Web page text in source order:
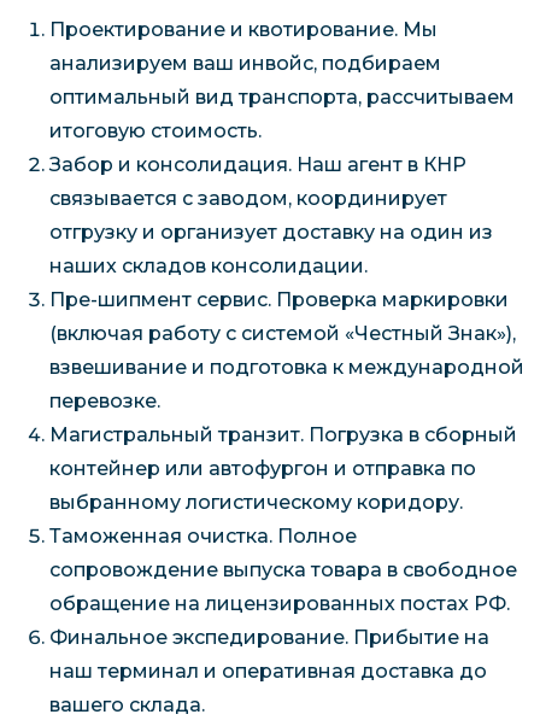
Проектирование и квотирование. Мы
анализируем ваш инвойс, подбираем
оптимальный вид транспорта, рассчитываем
итоговую стоимость.
Забор и консолидация. Наш агент в КНР
связывается с заводом, координирует
отгрузку и организует доставку на один из
наших складов консолидации.
Пре-шипмент сервис. Проверка маркировки
(включая работу с системой «Честный Знак»),
взвешивание и подготовка к международной
перевозке.
Магистральный транзит. Погрузка в сборный
контейнер или автофургон и отправка по
выбранному логистическому коридору.
Таможенная очистка. Полное
сопровождение выпуска товара в свободное
обращение на лицензированных постах РФ.
Финальное экспедирование. Прибытие на
наш терминал и оперативная доставка до
вашего склада.